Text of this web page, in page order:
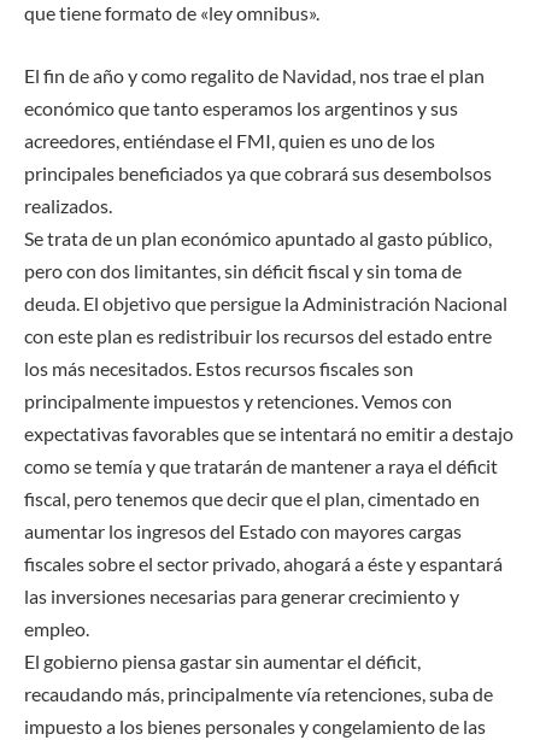
que tiene formato de «ley omnibus».
El fin de año y como regalito de Navidad, nos trae el plan
económico que tanto esperamos los argentinos y sus
acreedores, entiéndase el FMI, quien es uno de los
principales beneficiados ya que cobrará sus desembolsos
realizados.
Se trata de un plan económico apuntado al gasto público,
pero con dos limitantes, sin déficit fiscal y sin toma de
deuda. El objetivo que persigue la Administración Nacional
con este plan es redistribuir los recursos del estado entre
los más necesitados. Estos recursos fiscales son
principalmente impuestos y retenciones. Vemos con
expectativas favorables que se intentará no emitir a destajo
como se temía y que tratarán de mantener a raya el déficit
fiscal, pero tenemos que decir que el plan, cimentado en
aumentar los ingresos del Estado con mayores cargas
fiscales sobre el sector privado, ahogará a éste y espantará
las inversiones necesarias para generar crecimiento y
empleo.
El gobierno piensa gastar sin aumentar el déficit,
recaudando más, principalmente vía retenciones, suba de
impuesto a los bienes personales y congelamiento de las